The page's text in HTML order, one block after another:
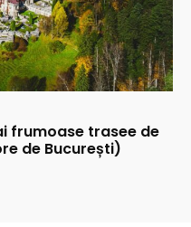
frumoase trasee de
de București)